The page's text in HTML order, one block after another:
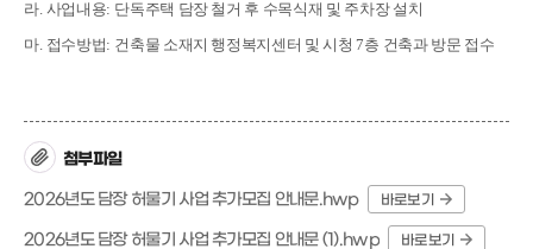
라. 사업내용: 단독주택 담장 철거 후 수목식재 및 주차장 설치
마. 접수방법: 건축물 소재지 행정복지센터 및 시청7층 건축과 방문 접수
첨부파일
2026년도 담장 허물기 사업 추가모집 안내문.hwp
바로보기
2026년도 담장 허물기 사업 추가모집 안내문 (1).hwp 바로보기